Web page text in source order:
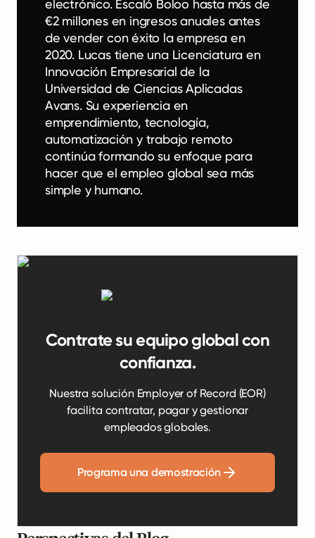
electrónico. Escaló Boloo hasta más de
€2 millones en ingresos anuales antes
de vender con éxito la empresa en
2020. Lucas tiene una Licenciatura en
Innovación Empresarial de la
Universidad de Ciencias Aplicadas
Avans. Su experiencia en
emprendimiento, tecnología,
automatización y trabajo remoto
continúa formando su enfoque para
hacer que el empleo global sea más
simple y humano.
Contrate su equipo global con
confianza.
Nuestra solución Employer of Record (EOR)
facilita contratar, pagar y gestionar
empleados globales.
Programa una demostración